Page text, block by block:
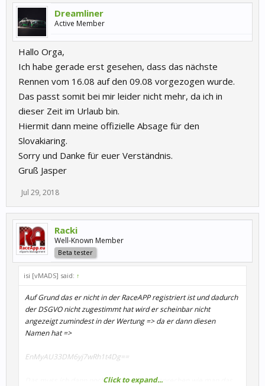
Dreamliner
Active Member
Hallo Orga,
Ich habe gerade erst gesehen, dass das nächste
Rennen vom 16.08 auf den 09.08 vorgezogen wurde.
Das passt somit bei mir leider nicht mehr, da ich in
dieser Zeit im Urlaub bin.
Hiermit dann meine offizielle Absage für den
Slovakiaring.
Sorry und Danke für euer Verständnis.
Gruß Jasper
Jul 29, 2018
Racki
Well-Known Member
Beta tester
isi [vMADS] said: ↑
Auf Grund das er nicht in der RaceAPP registriert ist und dadurch
der DSGVO nicht zugestimmt hat wird er scheinbar nicht
angezeigt zumindest in der Wertung => da er dann diesen
Namen hat =>
EnMyAU33DM6yj7wRh1t4Dg==
Das muss ich dann nochmal mit Chris besprechen wie man das
Click to expand...